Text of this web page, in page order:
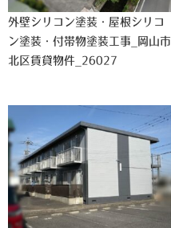
外壁シリコン塗装・屋根シリコ
ン塗装・付帯物塗装工事_岡山市
北区賃貸物件_26027